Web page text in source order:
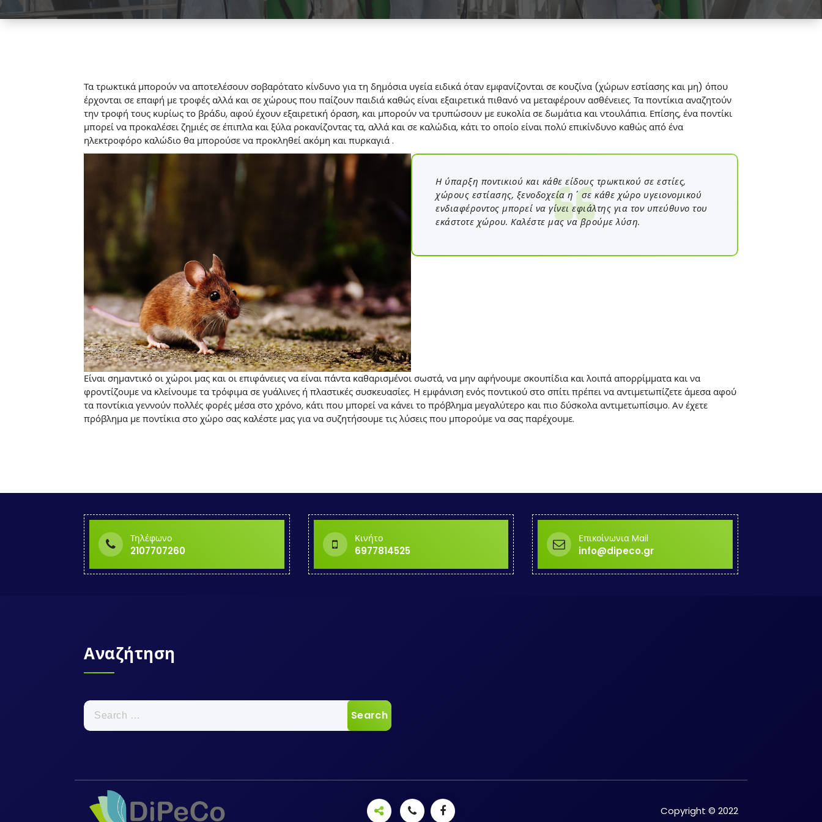
Τα τρωκτικά μπορούν να αποτελέσουν σοβαρότατο κίνδυνο για τη δημόσια υγεία ειδικά όταν εμφανίζονται σε κουζίνα (χώρων εστίασης και μη) όπου
έρχονται σε επαφή με τροφές αλλά και σε χώρους που παίζουν παιδιά καθώς είναι εξαιρετικά πιθανό να μεταφέρουν ασθένειες. Τα ποντίκια αναζητούν
την τροφή τους κυρίως το βράδυ, αφού έχουν εξαιρετική όραση, και μπορούν να τρυπώσουν με ευκολία σε δωμάτια και ντουλάπια. Επίσης, ένα ποντίκι
μπορεί να προκαλέσει ζημιές σε έπιπλα και ξύλα ροκανίζοντας τα, αλλά και σε καλώδια, κάτι το οποίο είναι πολύ επικίνδυνο καθώς από ένα
ηλεκτροφόρο καλώδιο θα μπορούσε να προκληθεί ακόμη και πυρκαγιά .
Η ύπαρξη ποντικιού και κάθε είδους τρωκτικού σε εστίες,
χώρους εστίασης, ξενοδοχεία η΄ σε κάθε χώρο υγειονομικού
ενδιαφέροντος μπορεί να γίνει εφιάλτης για τον υπεύθυνο του
εκάστοτε χώρου. Καλέστε μας να βρούμε λύση.
Είναι σημαντικό οι χώροι μας και οι επιφάνειες να είναι πάντα καθαρισμένοι σωστά, να μην αφήνουμε σκουπίδια και λοιπά απορρίμματα και να
φροντίζουμε να κλείνουμε τα τρόφιμα σε γυάλινες ή πλαστικές συσκευασίες. Η εμφάνιση ενός ποντικού στο σπίτι πρέπει να αντιμετωπίζετε άμεσα αφού
τα ποντίκια γεννούν πολλές φορές μέσα στο χρόνο, κάτι που μπορεί να κάνει το πρόβλημα μεγαλύτερο και πιο δύσκολα αντιμετωπίσιμο. Αν έχετε
πρόβλημα με ποντίκια στο χώρο σας καλέστε μας για να συζητήσουμε τις λύσεις που μπορούμε να σας παρέχουμε.
Τηλέφωνο
2107707260
Κινήτο
6977814525
Επικοίνωνια Mail
info@dipeco.gr
Αναζήτηση
Search
for:
Copyright © 2022